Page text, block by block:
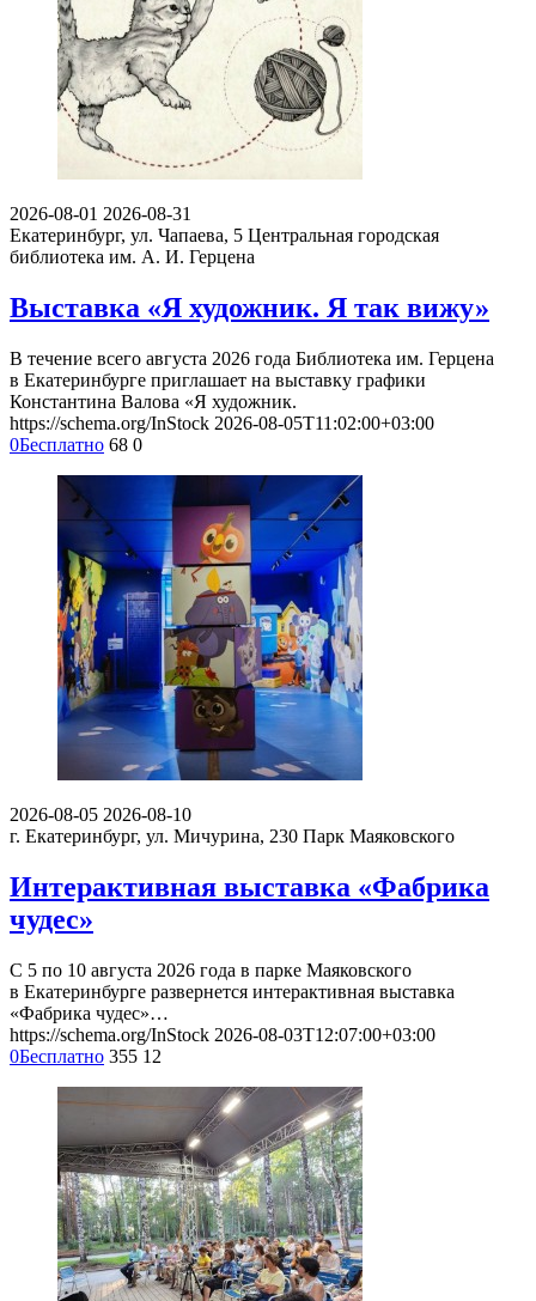
2026-08-01 2026-08-31
Екатеринбург, ул. Чапаева, 5 Центральная городская
библиотека им. А. И. Герцена
Выставка «Я художник. Я так вижу»
В течение всего августа 2026 года Библиотека им. Герцена
в Екатеринбурге приглашает на выставку графики
Константина Валова «Я художник.
https://schema.org/InStock 2026-08-05T11:02:00+03:00
0Бесплатно 68 0
2026-08-05 2026-08-10
г. Екатеринбург, ул. Мичурина, 230 Парк Маяковского
Интерактивная выставка «Фабрика
чудес»
С 5 по 10 августа 2026 года в парке Маяковского
в Екатеринбурге развернется интерактивная выставка
«Фабрика чудес»…
https://schema.org/InStock 2026-08-03T12:07:00+03:00
0Бесплатно 355 12